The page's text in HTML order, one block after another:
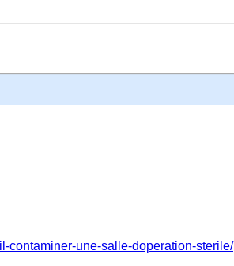
contaminer-une-salle-doperation-sterile/